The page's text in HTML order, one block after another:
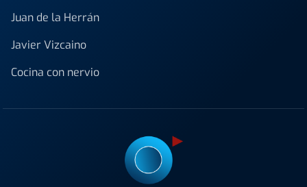
Juan de la Herrán
Javier Vizcaino
Cocina con nervio